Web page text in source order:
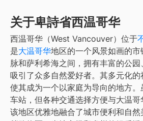
关于卑詩省西温哥华
西温哥华（West Vancouver）位于
是大温哥华地区的一个风景如画的
脉和萨利希海之间，拥有丰富的公园
吸引了众多自然爱好者。其多元化
使其成为一个以家庭为导向的地方
车站，但各种交通选择方便与大温哥
该地区优雅地融合了城市便利和自